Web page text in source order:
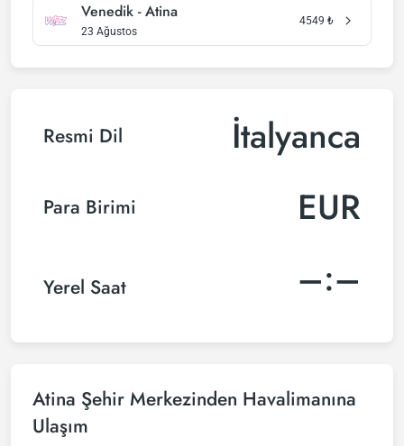
Venedik - Atina
23 Ağustos
4549 ₺
Resmi Dil İtalyanca
Para Birimi EUR
Yerel Saat –:–
Atina Şehir Merkezinden Havalimanına
Ulaşım